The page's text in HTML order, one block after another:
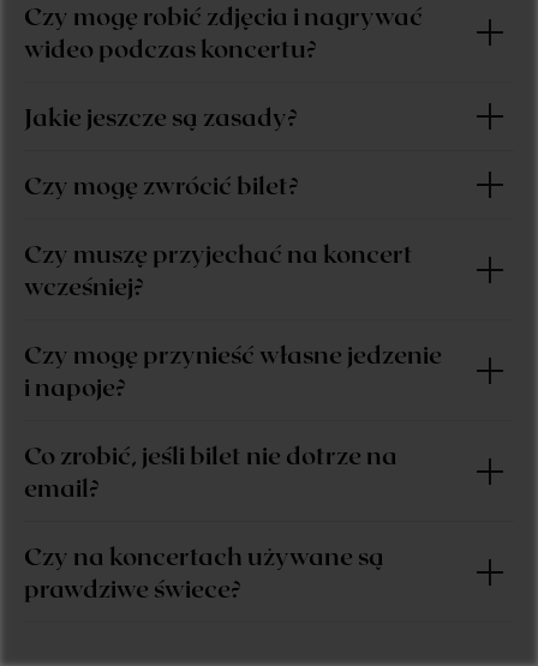
KUP BILET
Czy mogę robić zdjęcia i nagrywać
wideo podczas koncertu?
Jakie jeszcze są zasady?
Czy mogę zwrócić bilet?
Czy muszę przyjechać na koncert
wcześniej?
Czy mogę przynieść własne jedzenie
i napoje?
Co zrobić, jeśli bilet nie dotrze na
email?
Czy na koncertach używane są
prawdziwe świece?